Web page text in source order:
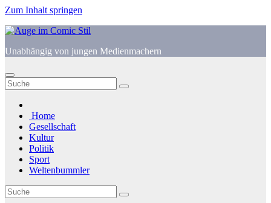
Zum Inhalt springen
Unabhängig von jungen Medienmachern
Home
Gesellschaft
Kultur
Politik
Sport
Weltenbummler